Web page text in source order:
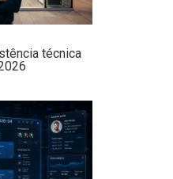
técnica